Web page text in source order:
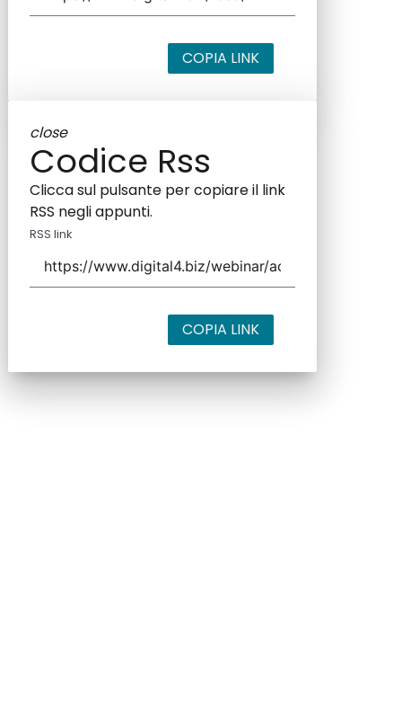
COPIA LINK
close
Codice Rss
Clicca sul pulsante per copiare il link
RSS negli appunti.
RSS link
COPIA LINK